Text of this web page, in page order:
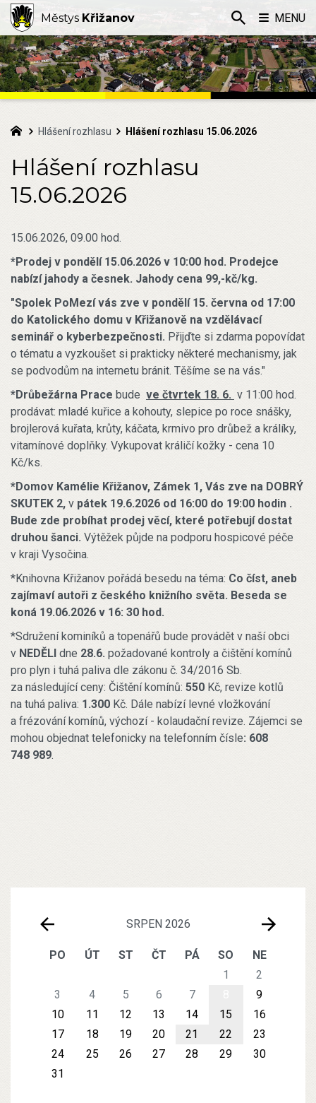
SRPEN 2026
PO ÚT ST ČT PÁ SO
NE
1
2
3
4 5 6 7
9
10
11 12 13 14 15
16
17
18 19 20 21 22
23
24
25 26 27 28 29
30
31
Hlášení rozhlasu Hlášení rozhlasu 15.06.2026
Hlášení rozhlasu
15.06.2026
15.06.2026, 09.00 hod.
*Prodej v pondělí 15.06.2026 v 10:00 hod. Prodejce
nabízí jahody a česnek. Jahody cena 99,-kč/kg.
"Spolek PoMezí vás zve v pondělí 15. června od 17:00
do Katolického domu v Křižanově na vzdělávací
seminář o kyberbezpečnosti. Přijďte si zdarma popovídat
o tématu a vyzkoušet si prakticky některé mechanismy, jak
se podvodům na internetu bránit. Těšíme se na vás."
*Drůbežárna Prace bude ve čtvrtek 18. 6. v 11:00 hod.
prodávat: mladé kuřice a kohouty, slepice po roce snášky,
brojlerová kuřata, krůty, káčata, krmivo pro drůbež a králíky,
vitamínové doplňky. Vykupovat králičí kožky - cena 10
Kč/ks.
*Domov Kamélie Křižanov, Zámek 1, Vás zve na DOBRÝ
SKUTEK 2, v pátek 19.6.2026 od 16:00 do 19:00 hodin .
Bude zde probíhat prodej věcí, které potřebují dostat
druhou šanci. Výtěžek půjde na podporu hospicové péče
v kraji Vysočina.
*Knihovna Křižanov pořádá besedu na téma: Co číst, aneb
zajímaví autoři z českého knižního světa. Beseda se
koná 19.06.2026 v 16: 30 hod.
*Sdružení kominíků a topenářů bude provádět v naší obci
v NEDĚLI dne 28.6. požadované kontroly a čištění komínů
pro plyn i tuhá paliva dle zákonu č. 34/2016 Sb.
za následující ceny: Čištění komínů: 550 Kč, revize kotlů
na tuhá paliva: 1.300 Kč. Dále nabízí levné vložkování
a frézování komínů, výchozí - kolaudační revize. Zájemci se
mohou objednat telefonicky na telefonním čísle: 608
748 989.
Městys Křižanov MENU